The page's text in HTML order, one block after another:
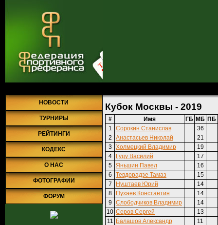
НОВОСТИ
ТУРНИРЫ
РЕЙТИНГИ
КОДЕКС
О НАС
ФОТОГРАФИИ
ФОРУМ
Кубок Москвы - 2019
# Имя ГБ МБ ПБ
1
Сорокин Станислав
36
2
Анастасьев Николай
21
3
Холмецкий Владимир
19
4
Гуцу Василий
17
5
Яньшин Павел
16
6
Тевдорадзе Тамаз
15
7
Нуштаев Юрий
14
8
Пухаев Константин
14
9
Слободчиков Владимир
14
10 Серов Сергей
13
11 Балашов Александр
11